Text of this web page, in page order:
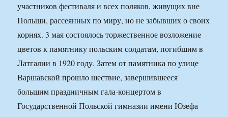
участников фестиваля и всех поляков, живущих вне
Польши, рассеянных по миру, но не забывших о своих
корнях. 3 мая состоялось торжественное возложение
цветов к памятнику польским солдатам, погибшим в
Латгалии в 1920 году. Затем от памятника по улице
Варшавской прошло шествие, завершившееся
большим праздничным гала-концертом в
Государственной Польской гимназии имени Юзефа